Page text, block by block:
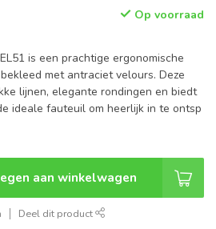
Op voorraad
is een prachtige ergonomische
met antraciet velours. Deze
lijnen, elegante rondingen en biedt
ideale fauteuil om heerlijk in te ontsp
aan winkelwagen
Deel dit product